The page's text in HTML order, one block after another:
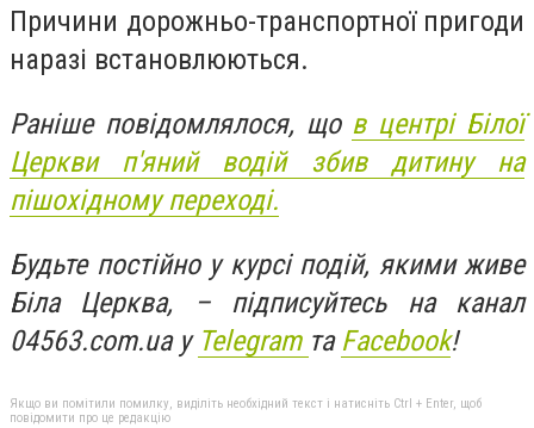
Причини дорожньо-транспортної пригоди
наразі встановлюються.
Раніше повідомлялося, що в центрі Білої
Церкви п'яний водій збив дитину на
пішохідному переході.
Будьте постійно у курсі подій, якими живе
Біла Церква, – підписуйтесь на канал
04563.com.ua у Telegram та Facebook!
Якщо ви помітили помилку, виділіть необхідний текст і натисніть Ctrl + Enter, щоб
повідомити про це редакцію